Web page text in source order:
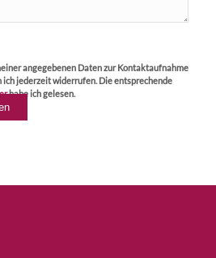
angegebenen Daten zur Kontaktaufnahme
ich jederzeit widerrufen. Die entsprechende
habe ich gelesen.